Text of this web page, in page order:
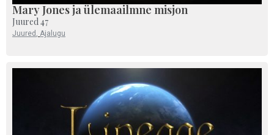
Mary Jones ja ülemaailmne misjon
Juured 47
Juured Ajalugu